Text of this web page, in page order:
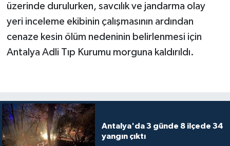
üzerinde durulurken, savcılık ve jandarma olay
yeri inceleme ekibinin çalışmasının ardından
cenaze kesin ölüm nedeninin belirlenmesi için
Antalya Adli Tıp Kurumu morguna kaldırıldı.
Antalya'da 3 günde 8 ilçede 34
yangın çıktı